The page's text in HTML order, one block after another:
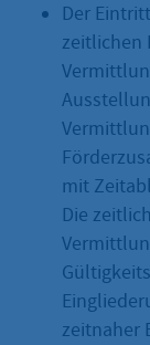
Der
zeitlichen
mit
Die
zeitnaher